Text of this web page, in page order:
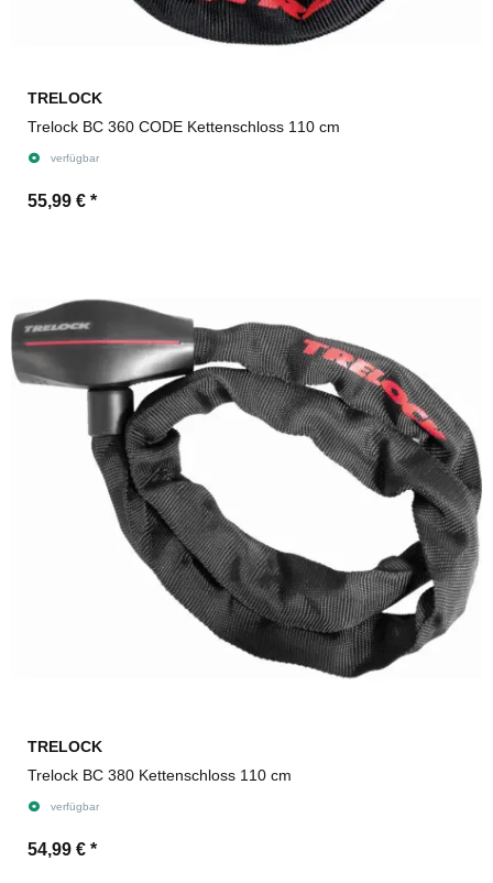
TRELOCK
Trelock BC 360 CODE Kettenschloss 110 cm
verfügbar
55,99 € *
TRELOCK
Trelock BC 380 Kettenschloss 110 cm
verfügbar
54,99 € *